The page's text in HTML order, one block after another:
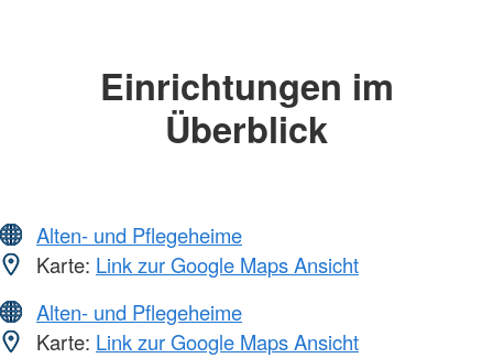
Einrichtungen im
Überblick
Alten- und Pflegeheime
Karte: Link zur Google Maps Ansicht
Alten- und Pflegeheime
Karte: Link zur Google Maps Ansicht